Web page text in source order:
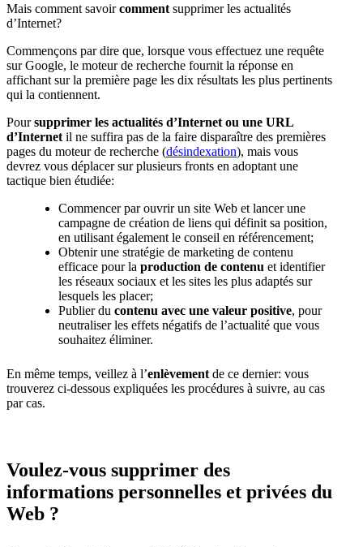
Mais comment savoircomment supprimer les actualités
d’Internet?
Commençons par dire que, lorsque vous effectuez une requête
sur Google, le moteur de recherche fournit la réponse en
affichant sur la première page les dix résultats les plus pertinents
qui la contiennent.
Poursupprimer les actualités d’Internet ou une URL
d’Internet il ne suffira pas de la faire disparaître des premières
pages du moteur de recherche (désindexation), mais vous
devrez vous déplacer sur plusieurs fronts en adoptant une
tactique bien étudiée:
Commencer par ouvrir un site Web et lancer une
campagne de création de liens qui définit sa position,
en utilisant également le conseil en référencement;
Obtenir une stratégie de marketing de contenu
efficace pour la production de contenu et identifier
les réseaux sociaux et les sites les plus adaptés sur
lesquels les placer;
Publier du contenu avec une valeur positive, pour
neutraliser les effets négatifs de l’actualité que vous
souhaitez éliminer.
En même temps, veillez à l’enlèvement de ce dernier: vous
trouverez ci-dessous expliquées les procédures à suivre, au cas
par cas.
Voulez-vous supprimer des
informations personnelles et privées du
Web ?